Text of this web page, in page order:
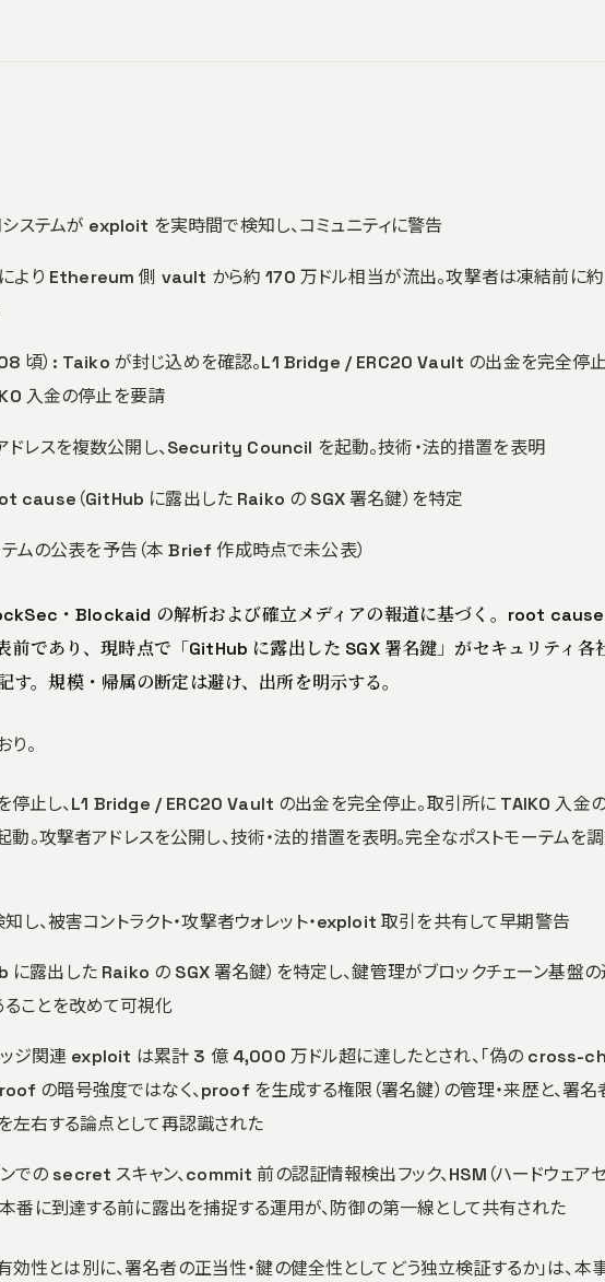
テムが exploit を実時間で検知し、コミュニティに警告
り Ethereum 側 vault から約 170 万ドル相当が流出。攻撃者は凍結前に約
頃）: Taiko が封じ込めを確認。L1 Bridge / ERC20 Vault の出金を完全停止
入金の停止を要請
スを複数公開し、Security Council を起動。技術・法的措置を表明
（GitHub に露出した Raiko の SGX 署名鍵）を特定
ムの公表を予告（本 Brief 作成時点で未公表）
・Blockaid の解析および確立メディアの報道に基づく。root
前であり、現時点で「GitHub に露出した SGX 署名鍵」がセキュリティ各
す。規模・帰属の断定は避け、出所を明示する。
。
停止し、L1 Bridge / ERC20 Vault の出金を完全停止。取引所に TAIKO 入金
。攻撃者アドレスを公開し、技術・法的措置を表明。完全なポストモーテムを
、被害コントラクト・攻撃者ウォレット・exploit 取引を共有して早期警告
露出した Raiko の SGX 署名鍵）を特定し、鍵管理がブロックチェーン基盤
ことを改めて可視化
ジ関連 exploit は累計 3 億 4,000 万ドル超に達したとされ、「偽の cross-
の暗号強度ではなく、proof を生成する権限（署名鍵）の管理・来歴と、署名
左右する論点として再認識された
での secret スキャン、commit 前の認証情報検出フック、HSM（ハードウェア
本番に到達する前に露出を捕捉する運用が、防御の第一線として共有された
性とは別に、署名者の正当性・鍵の健全性としてどう独立検証するか」は、本